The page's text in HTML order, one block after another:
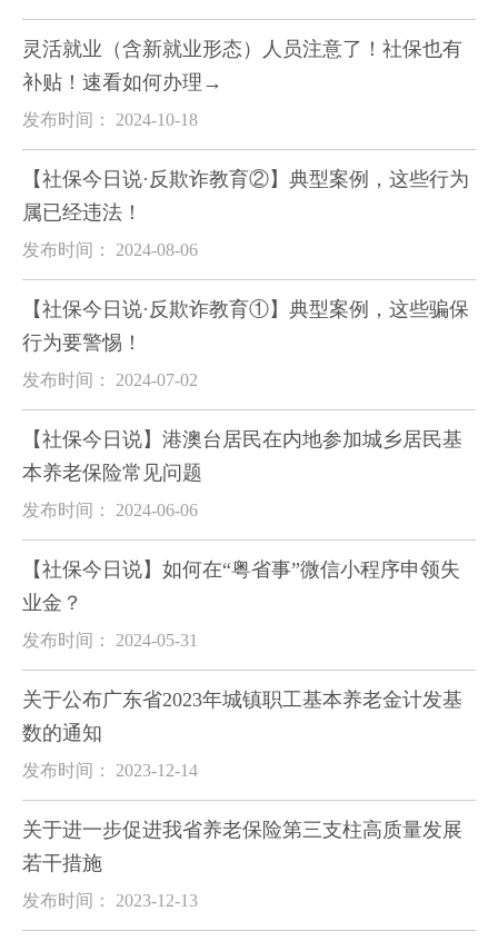
灵活就业（含新就业形态）人员注意了！社保也有
补贴！速看如何办理→
发布时间： 2024-10-18
【社保今日说·反欺诈教育②】典型案例，这些行为
属已经违法！
发布时间： 2024-08-06
【社保今日说·反欺诈教育①】典型案例，这些骗保
行为要警惕！
发布时间： 2024-07-02
【社保今日说】港澳台居民在内地参加城乡居民基
本养老保险常见问题
发布时间： 2024-06-06
【社保今日说】如何在“粤省事”微信小程序申领失
业金？
发布时间： 2024-05-31
关于公布广东省2023年城镇职工基本养老金计发基
数的通知
发布时间： 2023-12-14
关于进一步促进我省养老保险第三支柱高质量发展
若干措施
发布时间： 2023-12-13